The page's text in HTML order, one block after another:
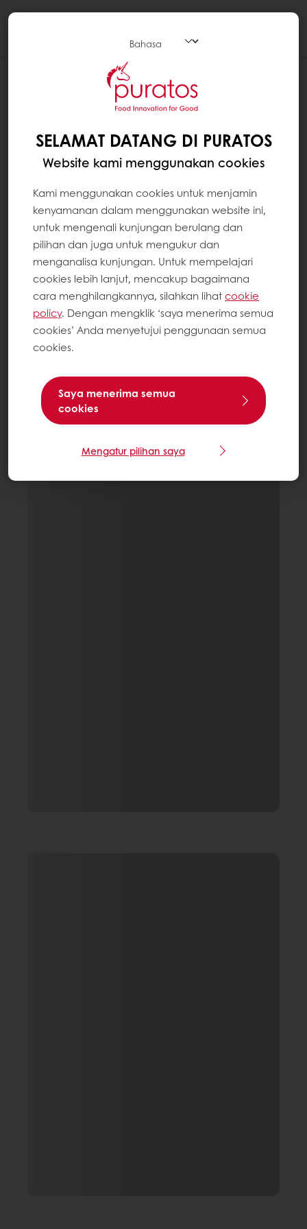
SELAMAT DATANG DI PURATOS
Website kami menggunakan cookies
Kami menggunakan cookies untuk menjamin
kenyamanan dalam menggunakan website ini,
untuk mengenali kunjungan berulang dan
pilihan dan juga untuk mengukur dan
menganalisa kunjungan. Untuk mempelajari
cookies lebih lanjut, mencakup bagaimana
cara menghilangkannya, silahkan lihatcookie
policy. Dengan mengklik ‘saya menerima semua
cookies’ Anda menyetujui penggunaan semua
cookies.
Saya menerima semua
cookies
Mengatur pilihan saya